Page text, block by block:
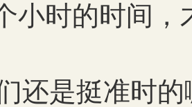
小时的时间，
还是挺准时